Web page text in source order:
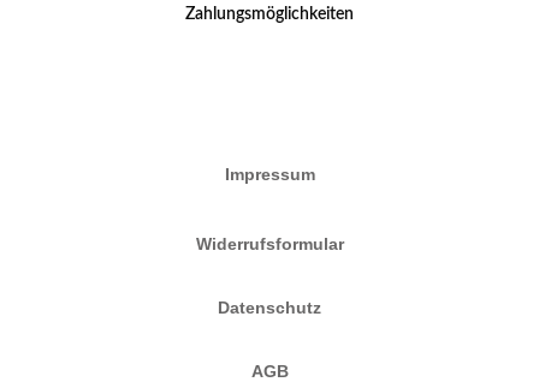
Zahlungsmöglichkeiten
Impressum
Widerrufsformular
Datenschutz
AGB